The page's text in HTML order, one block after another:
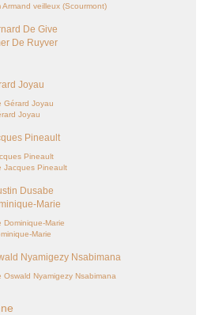
Armand veilleux (Scourmont)
De Give
De Ruyver
Joyau
Gérard Joyau
Joyau
Pineault
Pineault
Jacques Pineault
Dusabe
Marie
Dominique-Marie
Marie
Nyamigezy Nsabimana
Oswald Nyamigezy Nsabimana